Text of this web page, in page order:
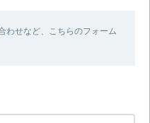
わせなど、こちらのフォーム